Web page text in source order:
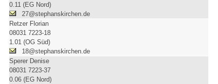
0.11 (EG Nord)
27@stephanskirchen.de
Retzer Florian
08031 7223-18
1.01 (OG Süd)
18@stephanskirchen.de
Sperer Denise
08031 7223-37
0.06 (EG Nord)